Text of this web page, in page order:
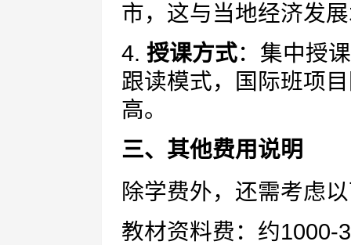
市，这与当地经济发
4. 授课方式：集中授
跟读模式，国际班项
高。
三、其他费用说明
除学费外，还需考虑
教材资料费：约1000-